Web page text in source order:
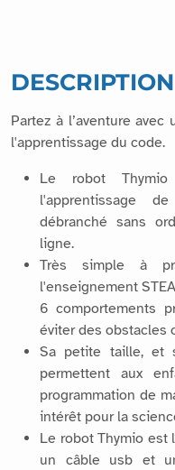
DESCRIPTION
Partez à l’aventure
l'apprentissage du code.
Le robot
l'apprentissage
débranché sans
ligne.
Très simple à
l'enseignement
6 comportements
éviter des obstacles
Sa petite taille, et
permettent aux
programmation de
intérêt pour la
Le robot Thymio est
un câble usb et